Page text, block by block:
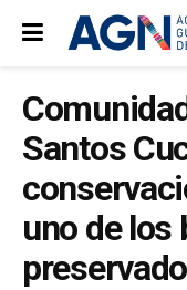
Santos
uno de los